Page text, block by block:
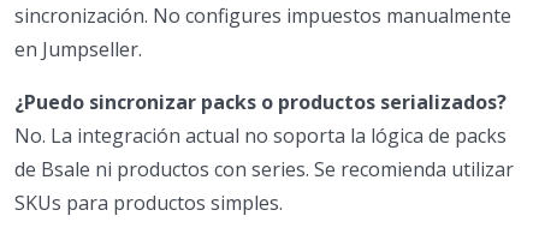
sincronización. No configures impuestos manualmente
en Jumpseller.
¿Puedo sincronizar packs o productos serializados?
No. La integración actual no soporta la lógica de packs
de Bsale ni productos con series. Se recomienda utilizar
SKUs para productos simples.